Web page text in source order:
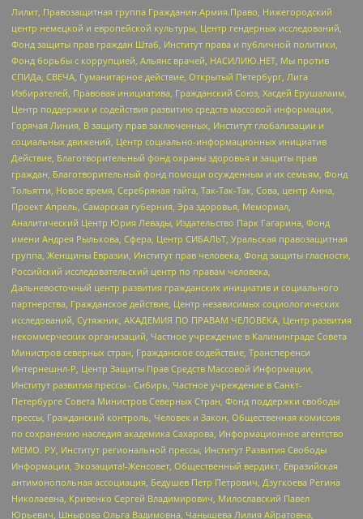
Лилит, Правозащитная группа Гражданин.Армия.Право, Нижегородский
центр немецкой и европейской культуры, Центр гендерных исследований,
Фонд защиты прав граждан Штаб, Институт права и публичной политики,
Фонд борьбы с коррупцией, Альянс врачей, НАСИЛИЮ.НЕТ, Мы против
СПИДа, СВЕЧА, Гуманитарное действие, Открытый Петербург, Лига
Избирателей, Правовая инициатива, Гражданский Союз, Хасдей Ерушалаим,
Центр поддержки и содействия развитию средств массовой информации,
Горячая Линия, В защиту прав заключенных, Институт глобализации и
социальных движений, Центр социально-информационных инициатив
Действие, Благотворительный фонд охраны здоровья и защиты прав
граждан, Благотворительный фонд помощи осужденным и их семьям, Фонд
Тольятти, Новое время, Серебряная тайга, Так-Так-Так, Сова, центр Анна,
Проект Апрель, Самарская губерния, Эра здоровья, Мемориал,
Аналитический Центр Юрия Левады, Издательство Парк Гагарина, Фонд
имени Андрея Рылькова, Сфера, Центр СИБАЛЬТ, Уральская правозащитная
группа, Женщины Евразии, Институт прав человека, Фонд защиты гласности,
Российский исследовательский центр по правам человека,
Дальневосточный центр развития гражданских инициатив и социального
партнерства, Гражданское действие, Центр независимых социологических
исследований, Сутяжник, АКАДЕМИЯ ПО ПРАВАМ ЧЕЛОВЕКА, Центр развития
некоммерческих организаций, Частное учреждение в Калининграде Совета
Министров северных стран, Гражданское содействие, Трансперенси
Интернешнл-Р, Центр Защиты Прав Средств Массовой Информации,
Институт развития прессы - Сибирь, Частное учреждение в Санкт-
Петербурге Совета Министров Северных Стран, Фонд поддержки свободы
прессы, Гражданский контроль, Человек и Закон, Общественная комиссия
по сохранению наследия академика Сахарова, Информационное агентство
МЕМО. РУ, Институт региональной прессы, Институт Развития Свободы
Информации, Экозащита!-Женсовет, Общественный вердикт, Евразийская
антимонопольная ассоциация, Бедушев Петр Петрович, Дзугкоева Регина
Николаевна, Кривенко Сергей Владимирович, Милославский Павел
Юрьевич, Шнырова Ольга Вадимовна, Чанышева Лилия Айратовна,